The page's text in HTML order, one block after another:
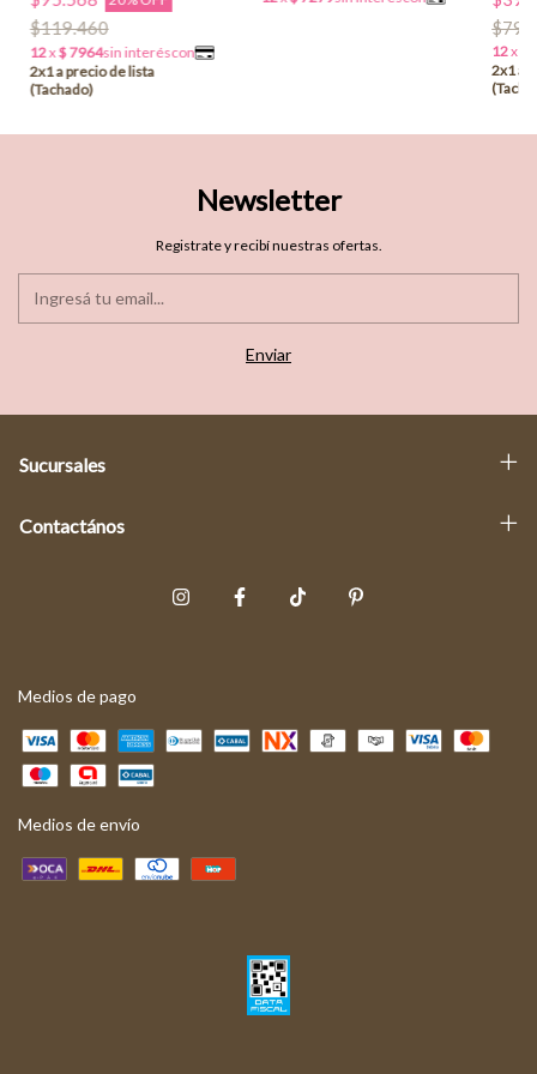
$119.460
Newsletter
Registrate y recibí nuestras ofertas.
Sucursales
Contactános
Medios de pago
Medios de envío